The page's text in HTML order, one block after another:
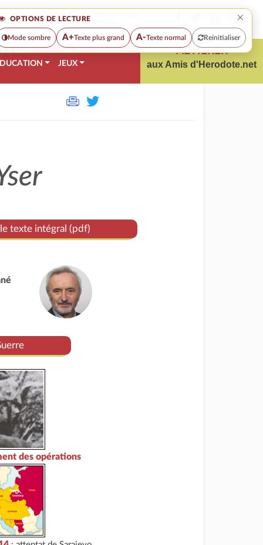
OPTIONS DE LECTURE ×
Mode sombre A+Texte plus grand A-Texte normal Reinitialiser
JEUX
ADHÉRER
aux Amis d'Herodote.net
texte intégral (pdf)
des opérations